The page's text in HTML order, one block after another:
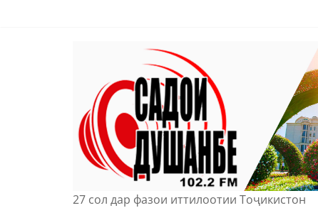
27 сол дар фазои иттилоотии Тоҷикистон